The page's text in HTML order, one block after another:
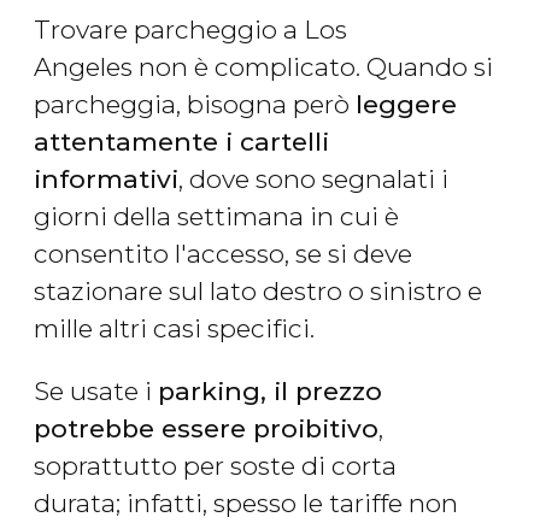
Trovare parcheggio a Los
Angeles non è complicato. Quando si
parcheggia, bisogna però leggere
attentamente i cartelli
informativi, dove sono segnalati i
giorni della settimana in cui è
consentito l'accesso, se si deve
stazionare sul lato destro o sinistro e
mille altri casi specifici.
Se usate i parking, il prezzo
potrebbe essere proibitivo,
soprattutto per soste di corta
durata; infatti, spesso le tariffe non